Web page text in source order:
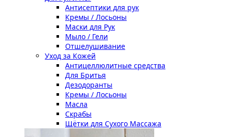
Антисептики для рук
Кремы / Лосьоны
Маски для Рук
Мыло / Гели
Отшелушивание
Уход за Кожей
Антицеллюлитные средства
Для Бритья
Дезодоранты
Кремы / Лосьоны
Масла
Скрабы
Щётки для Сухого Массажа